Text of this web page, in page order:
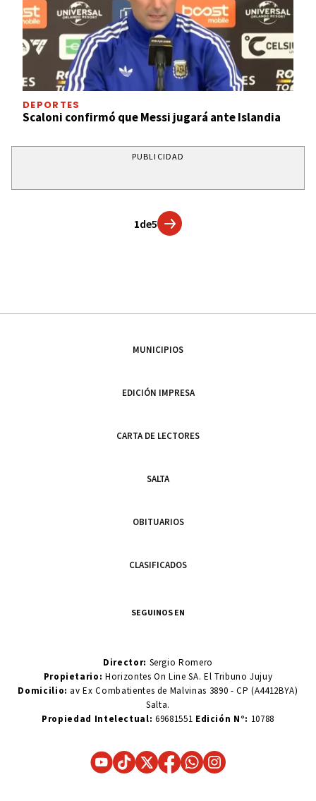
DEPORTES
Scaloni confirmó que Messi jugará ante Islandia
PUBLICIDAD
1de5
MUNICIPIOS
EDICIÓN IMPRESA
CARTA DE LECTORES
SALTA
OBITUARIOS
CLASIFICADOS
SEGUINOS EN
Director: Sergio Romero
Propietario:Horizontes On Line SA. El Tribuno Jujuy
Domicilio: av Ex Combatientes de Malvinas 3890 - CP (A4412BYA)
Salta.
Propiedad Intelectual: 69681551 Edición N°: 10788